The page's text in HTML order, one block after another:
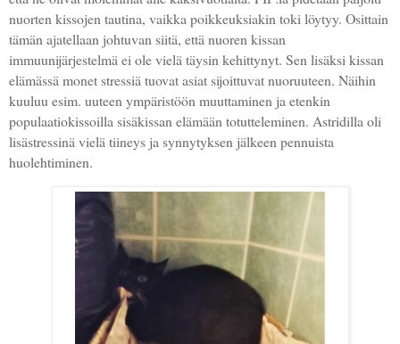
nuorten kissojen tautina, vaikka poikkeuksiakin toki löytyy. Osittain
tämän ajatellaan johtuvan siitä, että nuoren kissan
immuunijärjestelmä ei ole vielä täysin kehittynyt. Sen lisäksi kissan
elämässä monet stressiä tuovat asiat sijoittuvat nuoruuteen. Näihin
kuuluu esim. uuteen ympäristöön muuttaminen ja etenkin
populaatiokissoilla sisäkissan elämään totutteleminen. Astridilla oli
lisästressinä vielä tiineys ja synnytyksen jälkeen pennuista
huolehtiminen.